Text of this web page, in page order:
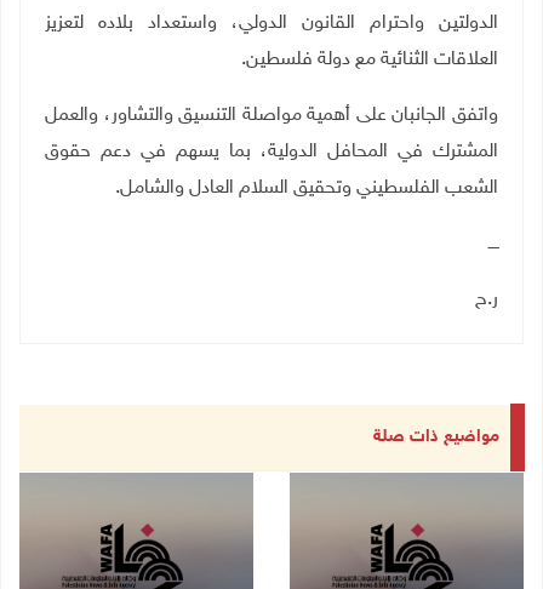
الدولتين واحترام القانون الدولي، واستعداد بلاده لتعزيز
العلاقات الثنائية مع دولة فلسطين.
واتفق الجانبان على أهمية مواصلة التنسيق والتشاور، والعمل
المشترك في المحافل الدولية، بما يسهم في دعم حقوق
الشعب الفلسطيني وتحقيق السلام العادل والشامل.
ــــ
ر.ح
مواضيع ذات صلة